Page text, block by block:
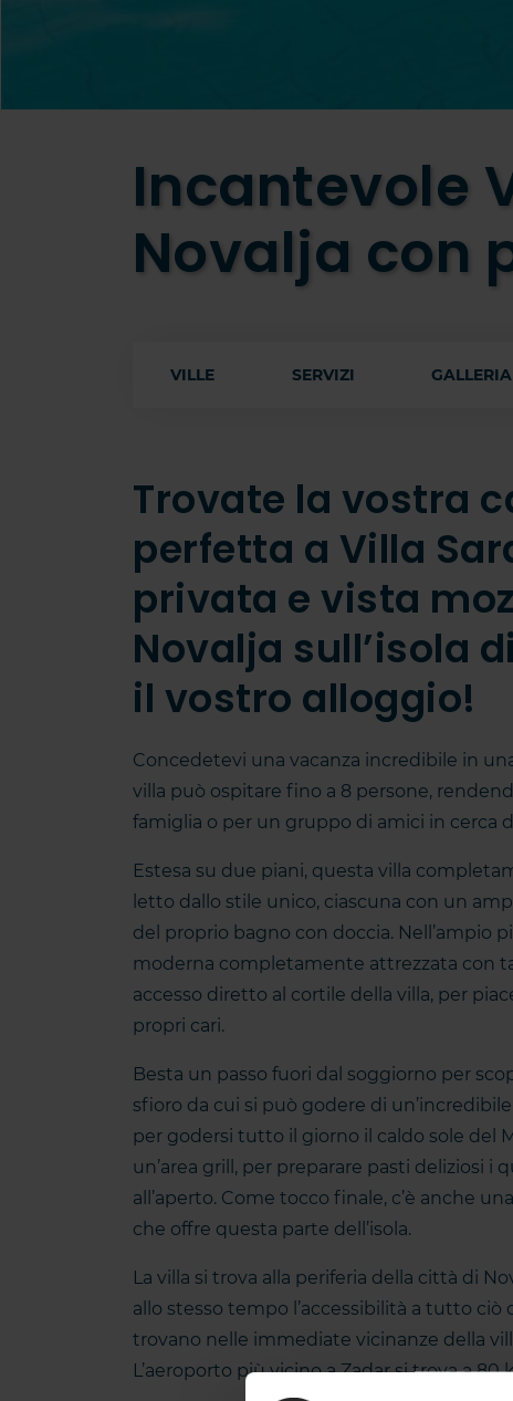
Incantevole
Novalja con
VILLE SERVIZI GALLERIA
Trovate la vostra
perfetta a Villa
privata e vista
Novalja sull’isola
il vostro alloggio!
Concedetevi una vacanza incredibile in
villa può ospitare fino a 8 persone,
famiglia o per un gruppo di amici in cerca
Estesa su due piani, questa villa
letto dallo stile unico, ciascuna con un
del proprio bagno con doccia. Nell’ampio
moderna completamente attrezzata con
accesso diretto al cortile della villa, per
propri cari.
Besta un passo fuori dal soggiorno per
sfioro da cui si può godere di
per godersi tutto il giorno il caldo sole del
un’area grill, per preparare pasti deliziosi i
all’aperto. Come tocco finale, c’è anche
che offre questa parte dell’isola.
La villa si trova alla periferia della città di
allo stesso tempo l’accessibilità a tutto
trovano nelle immediate vicinanze della
L’aeroporto più vicino a Zadar si trova a 80